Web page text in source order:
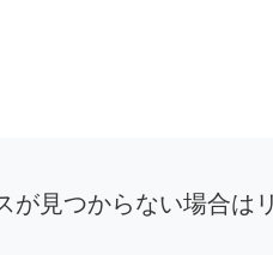
が見つからない場合は